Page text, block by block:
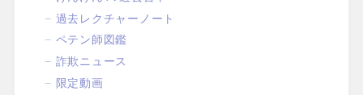
過去レクチャーノート
ペテン師図鑑
詐欺ニュース
限定動画